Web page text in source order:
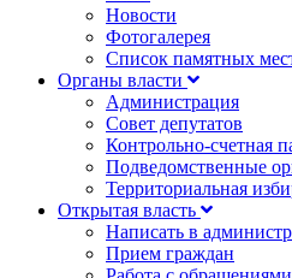
Новости
Фотогалерея
Список памятных
Органы власти
Администрация
Совет депутатов
Контрольно-счетная
Подведомственные
Территориальная
Открытая власть
Написать в
Прием граждан